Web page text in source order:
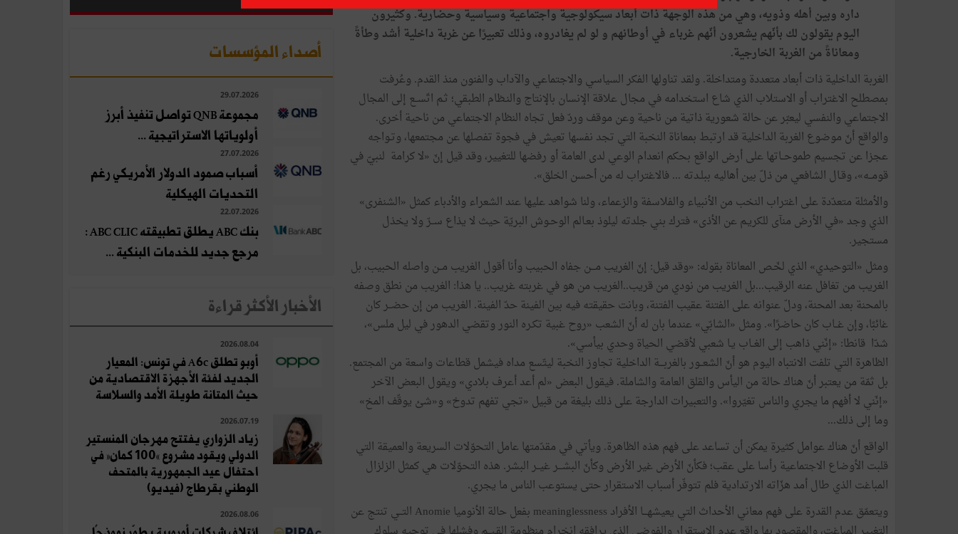
داره وبين أهله وذويه، وهي من هذه الوجهة ذات أبعاد سيكولوجية واجتماعية وسياسية وحضارية. وكثيرون
اليوم يقولون لك بأنّهم يشعرون أنّهم غرباء في أوطانهم و لو لم يغادروه، وذلك تعبيرًا عن غربة داخلية أشد وطأةً
ومعاناةً من الغربة الخارجية.
الغربة الداخلية ذات أبعاد متعددة ومتداخلة. ولقد تناولها الفكر السياسي والاجتماعي والآداب والفنون منذ القدم. وعُرفت
بمصطلح الاغتراب أو الاستلاب الذي شاع استخدامه في مجال علاقة الإنسان بالإنتاج والنـظام الطبقي؛ ثـم اتّســع إلى المجال
الاجتماعي والنفسي ليعبّر عن حالة شعورية ذاتية من ناحية وعن موقف وردّ فعل تجاه النظام الاجتماعي من ناحية أخرى.
والواقع أنّ موضوع الغربة الداخلية قد ارتبط بمعاناة النخبة التي تجد نفسها تعيش في فجوة تفصلها عن مجتمعها، وتـواجه
عجزا عن تجسيم طموحــاتها على أرض الواقع بحكم انعدام الوعي لدى العامة أو رفضها للتغيير، وقد قيل إنّ «لا كرامة لنبيّ في
قومــه»، وقـال الشافعي من ذلّ بين أهاليه ببلـدته ... فالاغتراب له من أحسن الخلق».
والأمثلة متعدّدة على اغتراب النخب من الأنبياء والفلاسفة والزعماء، ولنا شواهد عليها عند الشعراء والأدباء كمثل «الشنفرى»
الذي وجد «في الأرض منآى للكريـم عن الأذى» فترك بني جلدته ليلوذ بعـالم الوحـوش البريّة حيث لا يذاع ســرّ ولا يخذل
مستجير.
ومثل «التوحيدي» الذي لخّـص المعاناة بقوله: «وقد قيل: إنّ الغريب مـــن جفاه الحبيب وأنا أقول الغريب مــن واصله الحبيب، بل
الغريب من تغافل عنه الرقيب...بل الغريب من نودي من قريب..الغريب من هو في غربته غريب.. يا هذا: الغريب من نطق وصفه
بالمحنة بعد المحنة، ودلّ عنوانه على الفتنة عقيب الفتنة، وبانت حقيقته فيه بين الفينة حدّ الفينة. الغريب من إن حضــر كان
غائبًا، وإن غــاب كان حاضرًا». ومثل «الشابّي» عندما بان له أنّ الشعب «روح غبية تكـره النور وتقضي الدهور في ليل ملس»،
شدّا قانطا: «إنّني ذاهب إلى الغــاب يـا شعبي لأقضي الحياة وحدي بيأسي».
الظاهرة التي تلفت الانتباه اليوم هو أنّ الشعــور بالغربـــة الداخلية تجاوز النخبة ليتّسع مداه فيشمل قطاعات واسعة من المجتمع.
بل ثمّة من يعتبر أنّ هناك حالة من اليأس والقلق العامة والشاملة. فيقول البعض «لم أعد أعرف بلادي» ويقول البعض الآخر
«إنّني لا أفهم ما يجري والناس تغيّروا». والتعبيرات الدارجة على ذلك بليغة من قبيل «تجي تفهم تدوخ» و«شئ يوقّف المخ»
وما إلى ذلك...
الواقع أنّ هناك عوامل كثيرة يمكن أن تساعد على فهم هذه الظاهرة. ويأتي في مقدّمتها عامل التحوّلات السريعة والعميقة التي
قلبت الأوضاع الاجتماعية رأسا على عقب؛ فكأنّ الأرض غير الأرض وكأنّ البشـــر غيــر البشر. هذه التحوّلات هي كمثل الزلزال
المباغت الذي طال أمد هزّاته الارتدادية فلم تتوفّر أسباب الاستقرار حتى يستوعب الناس ما يجري.
ويتعمّق عدم القدرة على فهم معاني الأحداث التي يعيشهـــا الأفراد meaninglessness بفعل حالة الأنوميا Anomie التــي تنتج عن
أصداء المؤسسات
29.07.2026
مجموعة QNB تواصل تنفيذ أبرز
أولوياتها الاستراتيجية ...
27.07.2026
أسباب صمود الدولار الأمريكي رغم
التحديات الهيكلية
22.07.2026
بنك ABC يطلق تطبيقته ABC CLIC :
مرجع جديد للخدمات البنكية ...
الأخبار الأكثر قراءة
2026.08.04
أوبو تطلق A6c في تونس: المعيار
الجديد لفئة الأجهزة الاقتصادية من
حيث المتانة طويلة الأمد والسلاسة
2026.07.19
زياد الزواري يفتتح مهرجان المنستير
الدولي ويقود مشروع «100 كمان» في
احتفال عيد الجمهورية بالمتحف
الوطني بقرطاج (فيديو)
2026.08.06